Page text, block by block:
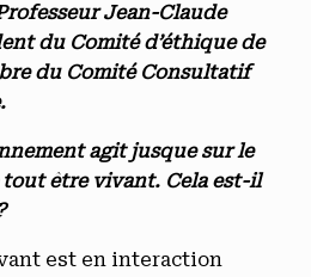
Jean-Claude
du Comité d’éthique de
du Comité Consultatif
agit jusque sur le
être vivant. Cela est-il
est en interaction